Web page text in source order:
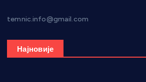
temnic.info@gmail.com
Најновије